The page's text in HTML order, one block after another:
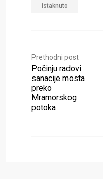
istaknuto
Prethodni post
Počinju radovi
sanacije mosta
preko
Mramorskog
potoka